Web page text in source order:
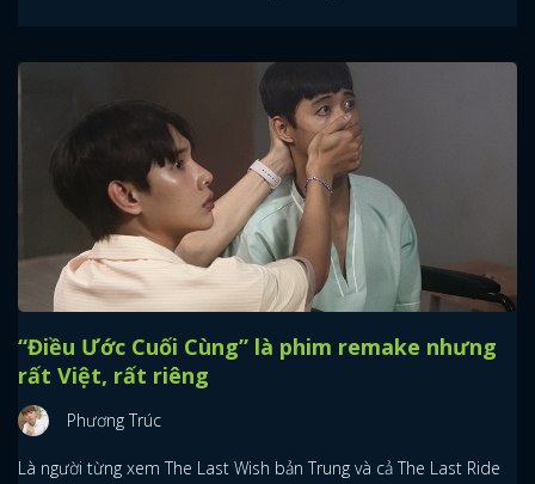
“Điều Ước Cuối Cùng” là phim remake nhưng
rất Việt, rất riêng
Phương Trúc
Là người từng xem The Last Wish bản Trung và cả The Last Ride